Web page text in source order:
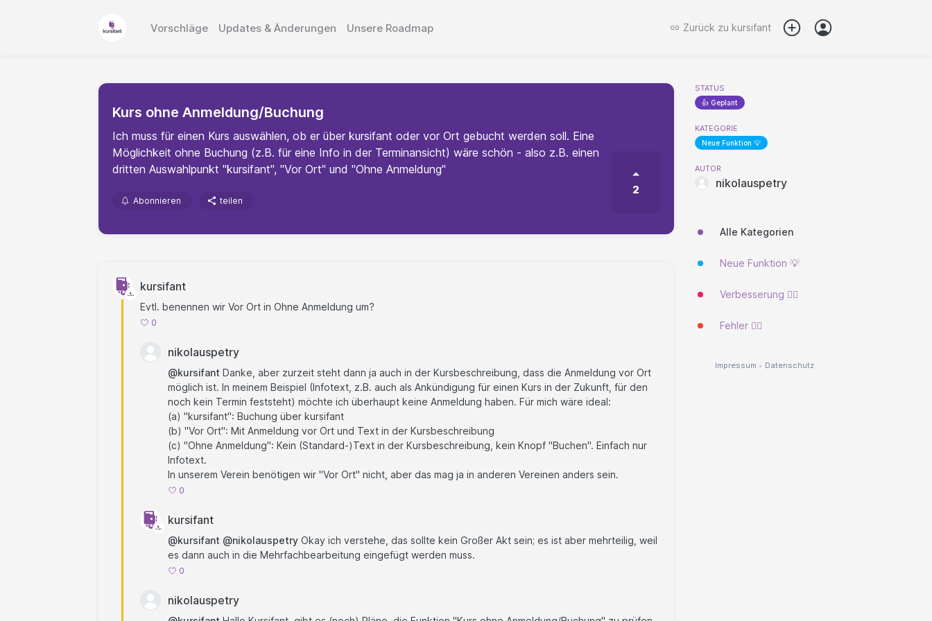
Vorschläge Updates & Änderungen Unsere Roadmap Zurück zu kursifant
Kurs ohne Anmeldung/Buchung
Ich muss für einen Kurs auswählen, ob er über kursifant oder vor Ort gebucht werden soll. Eine
Möglichkeit ohne Buchung (z.B. für eine Info in der Terminansicht) wäre schön - also z.B. einen
dritten Auswahlpunkt "kursifant", "Vor Ort" und "Ohne Anmeldung"
Abonnieren teilen
2
kursifant
Evtl. benennen wir Vor Ort in Ohne Anmeldung um?
0
nikolauspetry
@kursifant Danke, aber zurzeit steht dann ja auch in der Kursbeschreibung, dass die Anmeldung vor Ort
möglich ist. In meinem Beispiel (Infotext, z.B. auch als Ankündigung für einen Kurs in der Zukunft, für den
noch kein Termin feststeht) möchte ich überhaupt keine Anmeldung haben. Für mich wäre ideal:
(a) "kursifant": Buchung über kursifant
(b) "Vor Ort": Mit Anmeldung vor Ort und Text in der Kursbeschreibung
(c) "Ohne Anmeldung": Kein (Standard-)Text in der Kursbeschreibung, kein Knopf "Buchen". Einfach nur
Infotext.
In unserem Verein benötigen wir "Vor Ort" nicht, aber das mag ja in anderen Vereinen anders sein.
0
kursifant
@kursifant @nikolauspetry Okay ich verstehe, das sollte kein Großer Akt sein; es ist aber mehrteilig, weil
es dann auch in die Mehrfachbearbeitung eingefügt werden muss.
0
nikolauspetry
STATUS
👍 Geplant
KATEGORIE
Neue Funktion 💡
AUTOR
nikolauspetry
Alle Kategorien
Neue Funktion 💡
Verbesserung 🐱‍🏍
Fehler 🐱‍💻
Impressum • Datenschutz